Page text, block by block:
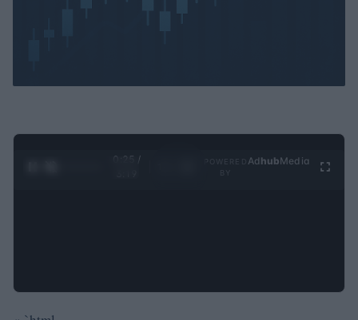
0:26 /
Ad hubMedia